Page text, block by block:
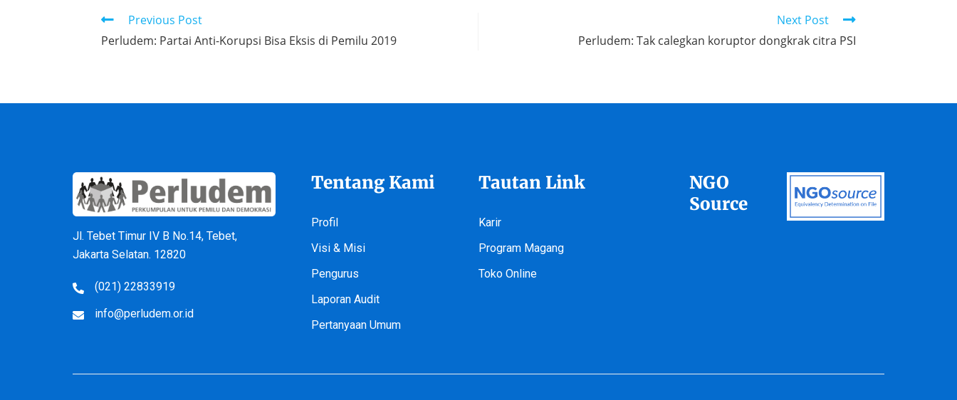
Previous Post
Perludem: Partai Anti-Korupsi Bisa Eksis di Pemilu 2019
Next Post
Perludem: Tak calegkan koruptor dongkrak citra PSI
Jl. Tebet Timur IV B No.14, Tebet,
Jakarta Selatan. 12820
(021) 22833919
info@perludem.or.id
Tentang Kami
Profil
Visi & Misi
Pengurus
Laporan Audit
Pertanyaan Umum
Tautan Link
Karir
Program Magang
Toko Online
NGO
Source